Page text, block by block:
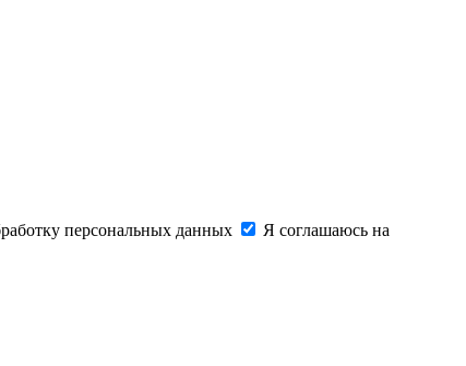
персональных данных
Я соглашаюсь на